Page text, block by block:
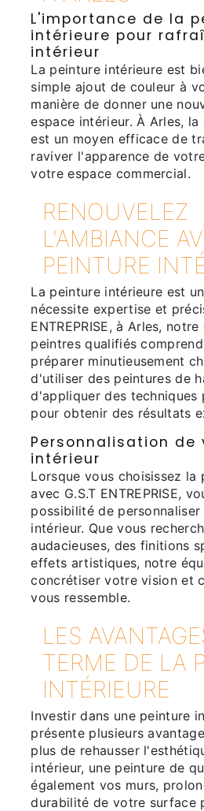
L'importance de la
intérieure pour
intérieur
La peinture intérieure est
simple ajout de couleur à
manière de donner une
espace intérieur. À Arles,
est un moyen efficace de
raviver l'apparence de
votre espace commercial.
RENOUVELEZ
L'AMBIANCE
PEINTURE
La peinture intérieure est
nécessite expertise et
ENTREPRISE, à Arles,
peintres qualifiés
préparer minutieusement
d'utiliser des peintures de
d'appliquer des techniques
pour obtenir des résultats
Personnalisation de
intérieur
Lorsque vous choisissez la
avec G.S.T ENTREPRISE,
possibilité de
intérieur. Que vous
audacieuses, des finitions
effets artistiques, notre
concrétiser votre vision et
vous ressemble.
LES
TERME DE LA
INTÉRIEURE
Investir dans une peinture
présente plusieurs
plus de rehausser
intérieur, une peinture de
également vos murs,
durabilité de votre surface